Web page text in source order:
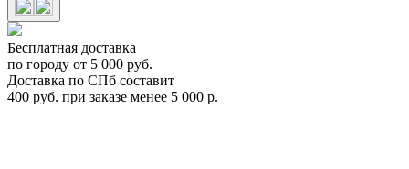
Бесплатная доставка
по городу от 5 000 руб.
Доставка по СПб составит
400 руб. при заказе менее 5 000 р.